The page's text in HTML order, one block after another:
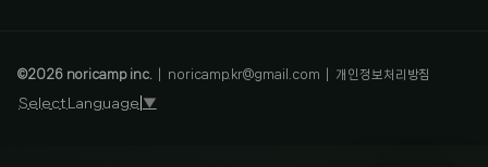
©2026noricamp inc. noricamp.kr@gmail.com 개인정보처리방침
Select Language ▼